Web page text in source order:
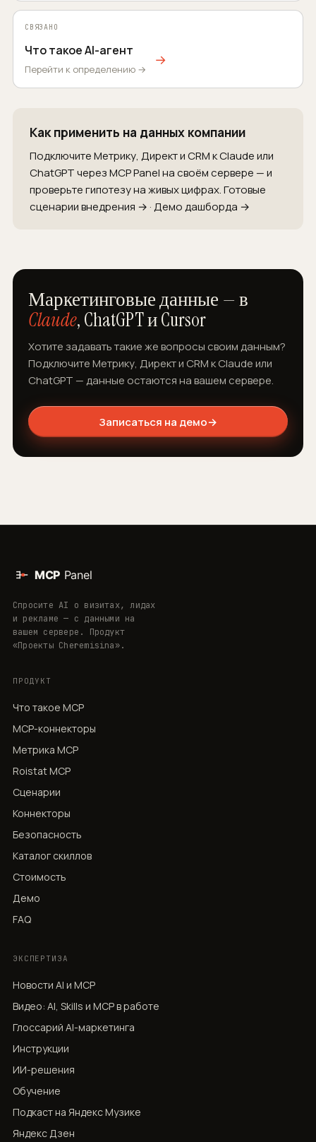
СВЯЗАНО
Что такое AI-агент
Перейти к определению →
→
Как применить на данных компании
Подключите Метрику, Директ и CRM к Claude или
ChatGPT через MCP Panel на своём сервере — и
проверьте гипотезу на живых цифрах.Готовые
сценарии внедрения → ·Демо дашборда →
Маркетинговые данные — в
Claude, ChatGPT и Cursor
Хотите задавать такие же вопросы своим данным?
Подключите Метрику, Директ и CRM к Claude или
ChatGPT — данные остаются на вашем сервере.
Записаться на демо→
Спросите AI о визитах, лидах
и рекламе — с данными на
вашем сервере. Продукт
«Проекты Cheremisina».
ПРОДУКТ
Что такое MCP
MCP-коннекторы
Метрика MCP
Roistat MCP
Сценарии
Коннекторы
Безопасность
Каталог скиллов
Стоимость
Демо
FAQ
ЭКСПЕРТИЗА
Новости AI и MCP
Видео: AI, Skills и MCP в работе
Глоссарий AI-маркетинга
Инструкции
ИИ-решения
Обучение
Подкаст на Яндекс Музике
Яндекс Дзен